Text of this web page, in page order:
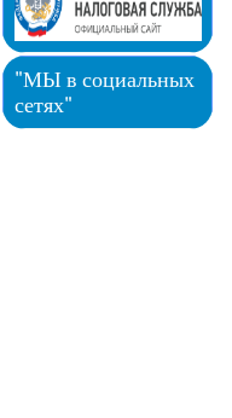
"МЫ в социальных
сетях"